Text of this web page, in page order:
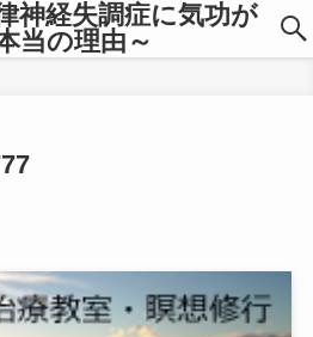
神経失調症に気功が
当の理由～